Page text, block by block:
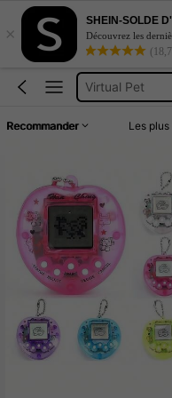
×
SHEIN-SOLDE
Découvrez les
Maillot De
Tamagotchi
Virtual Pet
Maillot De Bain
Tamagotchi
Recommander Les